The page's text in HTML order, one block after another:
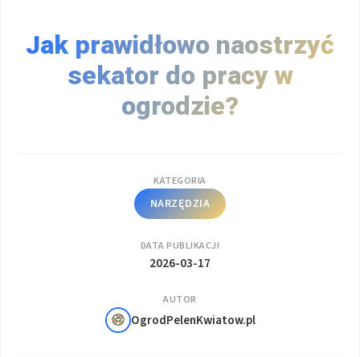
Jak prawidłowo naostrzyć
sekator do pracy w
ogrodzie?
KATEGORIA
NARZĘDZIA
DATA PUBLIKACJI
2026-03-17
AUTOR
OgrodPelenKwiatow.pl